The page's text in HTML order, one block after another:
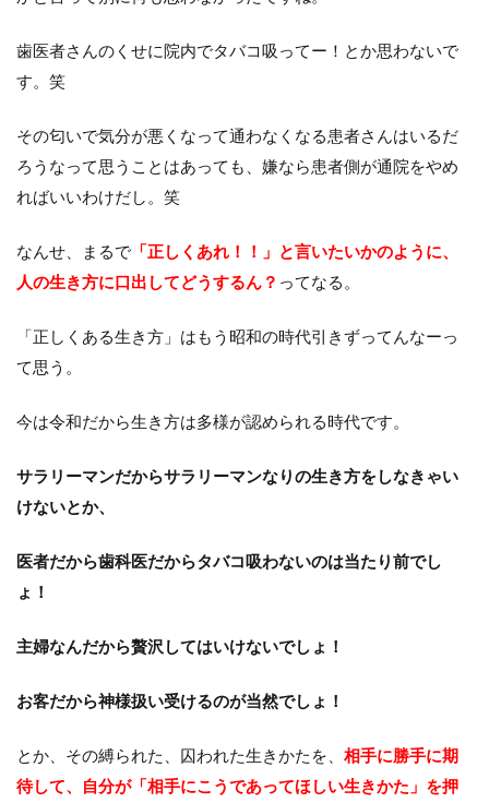
歯医者さんのくせに院内でタバコ吸ってー！とか思わないで
す。笑
その匂いで気分が悪くなって通わなくなる患者さんはいるだ
ろうなって思うことはあっても、嫌なら患者側が通院をやめ
ればいいわけだし。笑
なんせ、まるで 「正しくあれ！！」と言いたいかのように、
人の生き方に口出してどうするん？ ってなる。
「正しくある生き方」はもう昭和の時代引きずってんなーっ
て思う。
今は令和だから生き方は多様が認められる時代です。
サラリーマンだからサラリーマンなりの生き方をしなきゃい
けないとか、
医者だから歯科医だからタバコ吸わないのは当たり前でし
ょ！
主婦なんだから贅沢してはいけないでしょ！
お客だから神様扱い受けるのが当然でしょ！
とか、その縛られた、囚われた生きかたを、 相手に勝手に期
待して、自分が「相手にこうであってほしい生きかた」を押